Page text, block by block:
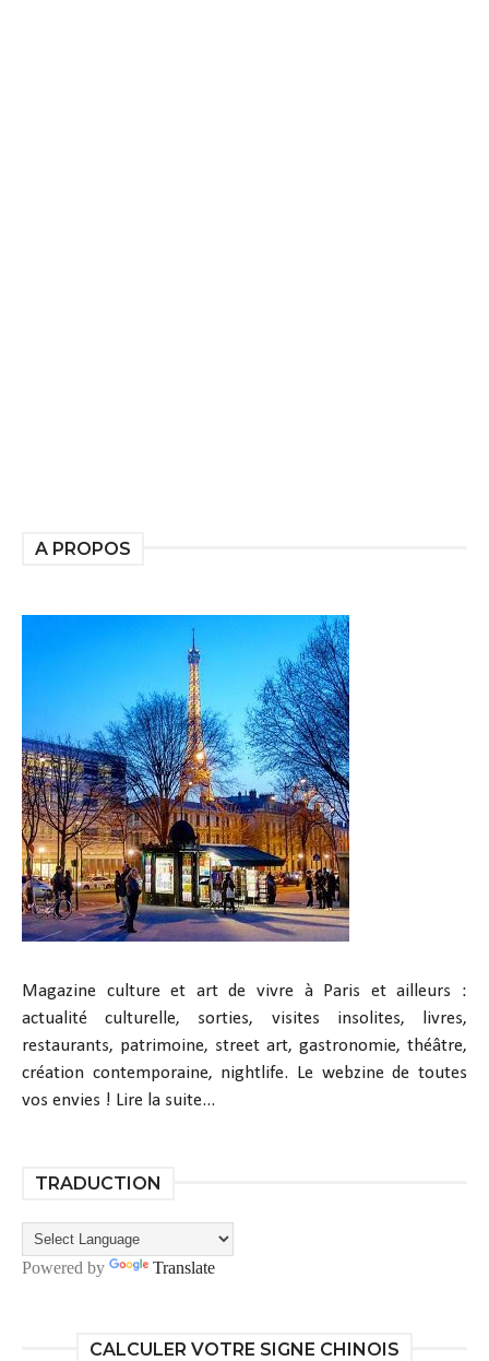
A PROPOS
Magazine culture et art de vivre à Paris et ailleurs :
actualité culturelle, sorties, visites insolites, livres,
restaurants, patrimoine, street art, gastronomie, théâtre,
création contemporaine, nightlife. Le webzine de toutes
vos envies ! Lire la suite...
TRADUCTION
Powered by Translate
CALCULER VOTRE SIGNE CHINOIS